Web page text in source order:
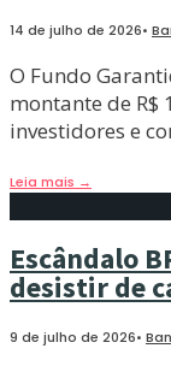
14 de julho de 2026•
O Fundo
montante de R$
investidores e
Leia mais →
Escândalo
desistir de
9 de julho de 2026•